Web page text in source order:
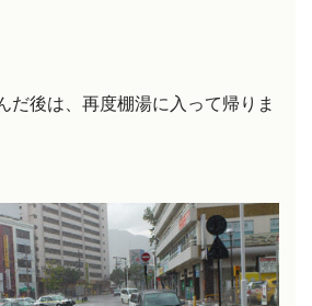
だ後は、再度棚湯に入って帰りま